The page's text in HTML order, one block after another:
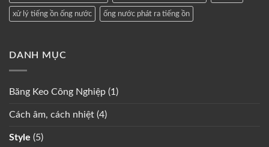
xử lý tiếng ồn ống nước ống nước phát ra tiếng ồn
DANH MỤC
Băng Keo Công Nghiệp (1)
Cách âm, cách nhiệt (4)
Style (5)